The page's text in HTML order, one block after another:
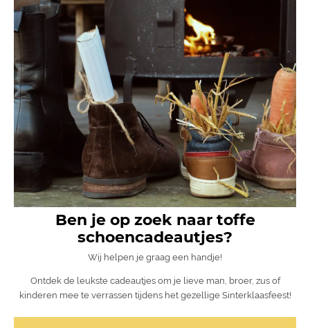
Ben je op zoek naar toffe
schoencadeautjes?
Wij helpen je graag een handje!
Ontdek de leukste cadeautjes om je lieve man, broer, zus of
kinderen mee te verrassen tijdens het gezellige Sinterklaasfeest!